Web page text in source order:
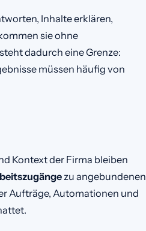
Inhalte erklären,
sie ohne
dadurch eine Grenze:
müssen häufig von
Kontext der Firma bleiben
zu angebundenen
Aufträge, Automationen und